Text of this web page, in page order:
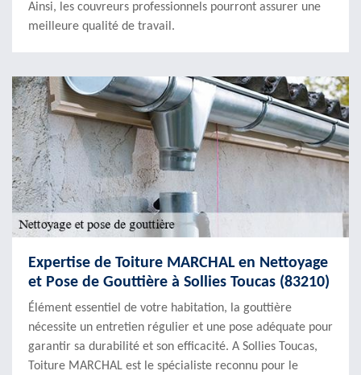
Ainsi, les couvreurs professionnels pourront assurer une
meilleure qualité de travail.
Expertise de Toiture MARCHAL en Nettoyage
et Pose de Gouttière à Sollies Toucas (83210)
Élément essentiel de votre habitation, la gouttière
nécessite un entretien régulier et une pose adéquate pour
garantir sa durabilité et son efficacité. A Sollies Toucas,
Toiture MARCHAL est le spécialiste reconnu pour le